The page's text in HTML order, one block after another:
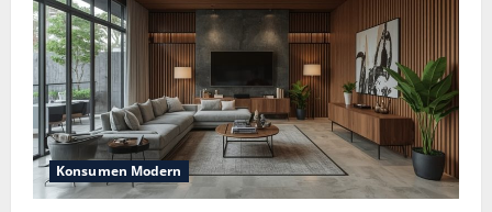
Konsumen Modern